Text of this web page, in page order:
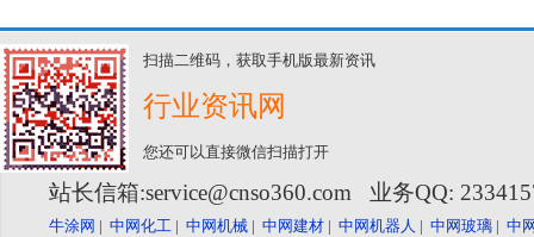
扫描二维码，获取手机版最新资讯
行业资讯网
您还可以直接微信扫描打开
站长信箱:service@cnso360.com 业务QQ:
牛涂网 | 中网化工 | 中网机械 | 中网建材 | 中网机器人 | 中网玻璃 | 中